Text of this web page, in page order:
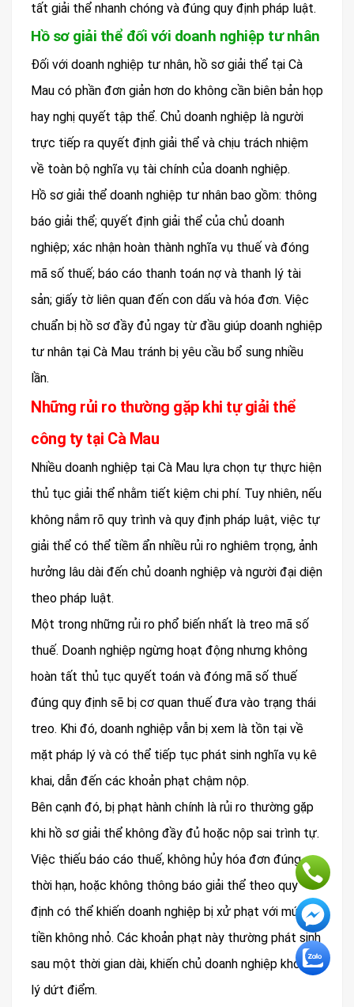
tất giải thể nhanh chóng và đúng quy định pháp luật.
Hồ sơ giải thể đối với doanh nghiệp tư nhân
Đối với doanh nghiệp tư nhân, hồ sơ giải thể tại Cà
Mau có phần đơn giản hơn do không cần biên bản họp
hay nghị quyết tập thể. Chủ doanh nghiệp là người
trực tiếp ra quyết định giải thể và chịu trách nhiệm
về toàn bộ nghĩa vụ tài chính của doanh nghiệp.
Hồ sơ giải thể doanh nghiệp tư nhân bao gồm: thông
báo giải thể; quyết định giải thể của chủ doanh
nghiệp; xác nhận hoàn thành nghĩa vụ thuế và đóng
mã số thuế; báo cáo thanh toán nợ và thanh lý tài
sản; giấy tờ liên quan đến con dấu và hóa đơn. Việc
chuẩn bị hồ sơ đầy đủ ngay từ đầu giúp doanh nghiệp
tư nhân tại Cà Mau tránh bị yêu cầu bổ sung nhiều
lần.
Những rủi ro thường gặp khi tự giải thể
công ty tại Cà Mau
Nhiều doanh nghiệp tại Cà Mau lựa chọn tự thực hiện
thủ tục giải thể nhằm tiết kiệm chi phí. Tuy nhiên, nếu
không nắm rõ quy trình và quy định pháp luật, việc tự
giải thể có thể tiềm ẩn nhiều rủi ro nghiêm trọng, ảnh
hưởng lâu dài đến chủ doanh nghiệp và người đại diện
theo pháp luật.
Một trong những rủi ro phổ biến nhất là treo mã số
thuế. Doanh nghiệp ngừng hoạt động nhưng không
hoàn tất thủ tục quyết toán và đóng mã số thuế
đúng quy định sẽ bị cơ quan thuế đưa vào trạng thái
treo. Khi đó, doanh nghiệp vẫn bị xem là tồn tại về
mặt pháp lý và có thể tiếp tục phát sinh nghĩa vụ kê
khai, dẫn đến các khoản phạt chậm nộp.
Bên cạnh đó, bị phạt hành chính là rủi ro thường gặp
khi hồ sơ giải thể không đầy đủ hoặc nộp sai trình tự.
Việc thiếu báo cáo thuế, không hủy hóa đơn đúng
thời hạn, hoặc không thông báo giải thể theo quy
định có thể khiến doanh nghiệp bị xử phạt với mức
tiền không nhỏ. Các khoản phạt này thường phát sinh
sau một thời gian dài, khiến chủ doanh nghiệp khó xử
lý dứt điểm.